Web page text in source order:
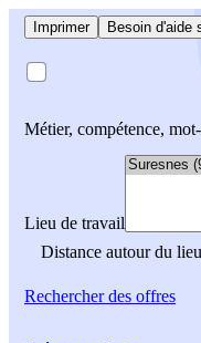
Imprimer Besoin d'aide
Métier, compétence,
Lieu de travail
Distance autour du
Rechercherdes offres